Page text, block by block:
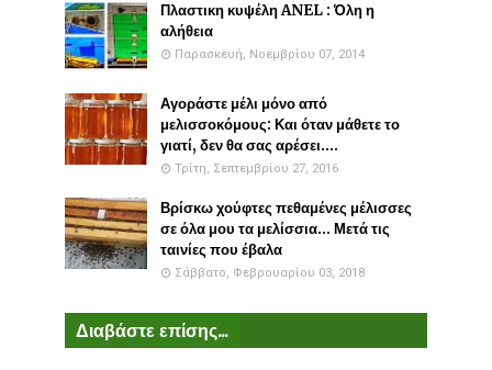
Πλαστικη κυψέλη ANEL : Όλη η
αλήθεια
Παρασκευή, Νοεμβρίου 07, 2014
Αγοράστε μέλι μόνο από
μελισσοκόμους: Και όταν μάθετε το
γιατί, δεν θα σας αρέσει....
Τρίτη, Σεπτεμβρίου 27, 2016
Βρίσκω χούφτες πεθαμένες μέλισσες
σε όλα μου τα μελίσσια... Μετά τις
ταινίες που έβαλα
Σάββατο, Φεβρουαρίου 03, 2018
Διαβάστε επίσης...